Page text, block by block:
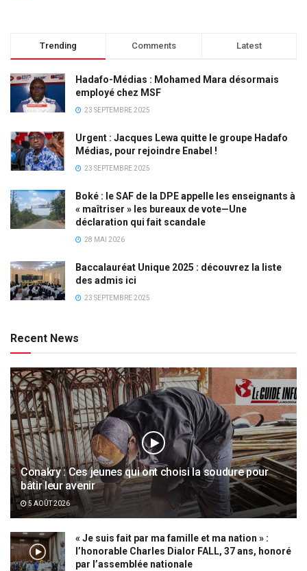
Trending Comments Latest
Hadafo-Médias : Mohamed Mara désormais
employé chez MSF
23 SEPTEMBRE 2025
Urgent : Jacques Lewa quitte le groupe Hadafo
Médias, pour rejoindre Enabel !
23 SEPTEMBRE 2025
Boké : le SAF de la DPE appelle les enseignants à
« maîtriser » les bureaux de vote—Une
déclaration qui fait scandale
28 MAI 2026
Baccalauréat Unique 2025 : découvrez la liste
des admis ici
23 SEPTEMBRE 2025
Recent News
Conakry : Ces jeunes qui ont choisi la soudure pour
bâtir leur avenir
5 AOÛT 2026
« Je suis fait par ma famille et ma nation » :
l’honorable Charles Dialor FALL, 37 ans, honoré
par l’assemblée nationale